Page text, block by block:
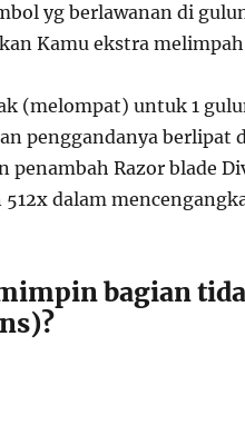
yg berlawanan di
Kamu ekstra
(melompat) untuk 1
penggandanya berlipat
penambah Razor blade
dalam
bagian